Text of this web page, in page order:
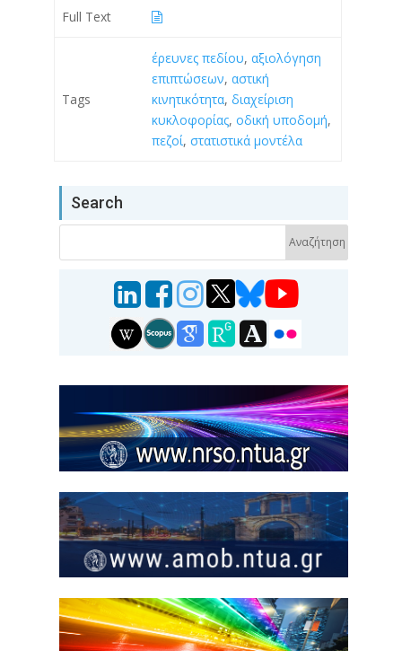
Full Text
Tags
έρευνες πεδίου, αξιολόγηση
επιπτώσεων, αστική
κινητικότητα, διαχείριση
κυκλοφορίας, οδική υποδομή,
πεζοί, στατιστικά μοντέλα
Search